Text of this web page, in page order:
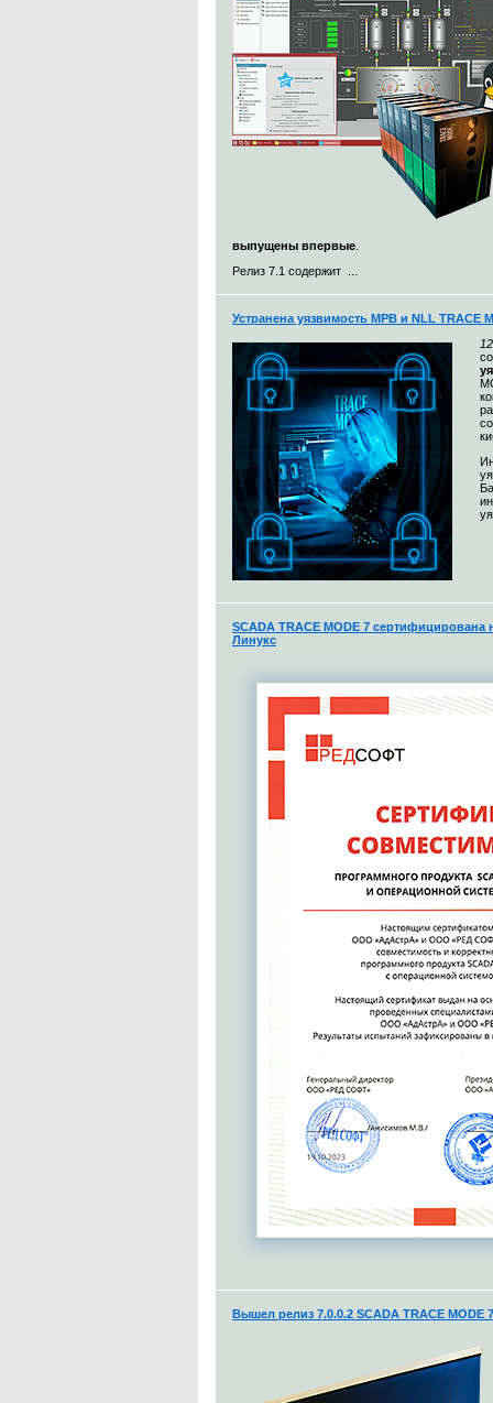
выпущены впервые
Релиз 7.1 содержит ...
Устранена уязвимость МРВ и NLL TRACE
SCADA TRACE MODE 7
Линукс
Вышел релиз 7.0.0.2 SCADA TRACE MODE 7